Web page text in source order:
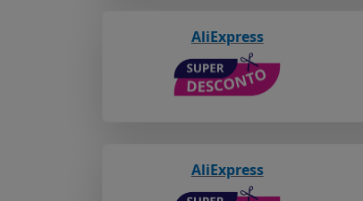
AliExpress
AliExpress